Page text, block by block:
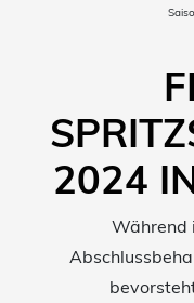
2024
Während